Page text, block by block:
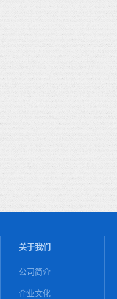
关于我们
公司简介
企业文化